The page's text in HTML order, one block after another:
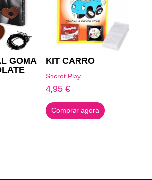
GOMA
KIT CARRO
Secret Play
4,95€
Comprar agora